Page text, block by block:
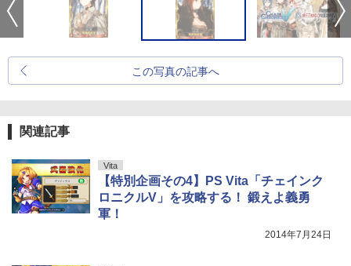
この写真の記事へ
関連記事
Vita
【特別企画その4】PS Vita「チェインク
ロニクルV」を攻略する！ 鍛えよ義勇
軍！
2014年7月24日